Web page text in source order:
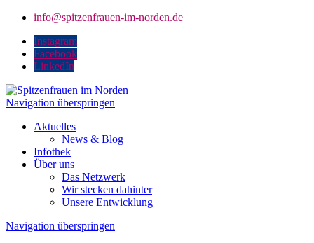
info@spitzenfrauen-im-norden.de
Instagram
Facebook
LinkedIn
Navigation überspringen
Aktuelles
News & Blog
Infothek
Über uns
Das Netzwerk
Wir stecken dahinter
Unsere Entwicklung
Navigation überspringen